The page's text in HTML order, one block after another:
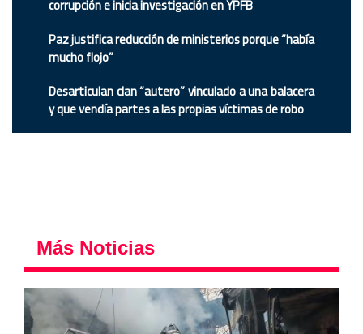
corrupción e inicia investigación en YPFB
Paz justifica reducción de ministerios porque “había
mucho flojo”
Desarticulan clan “autero” vinculado a una balacera
y que vendía partes a las propias víctimas de robo
Más Noticias